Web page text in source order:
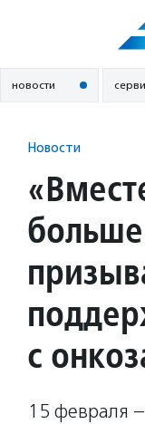
новости
Новости
с
15 февраля